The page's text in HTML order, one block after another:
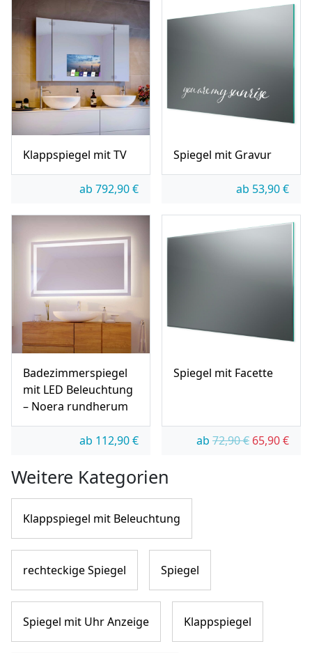
Klappspiegel mit TV
ab 792,90€
Spiegel mit Gravur
ab 53,90€
Badezimmerspiegel
mit LED Beleuchtung
– Noera rundherum
ab 112,90€
Spiegel mit Facette
ab 72,90€ 65,90€
Weitere Kategorien
Klappspiegel mit Beleuchtung
rechteckige Spiegel Spiegel
Spiegel mit Uhr Anzeige Klappspiegel